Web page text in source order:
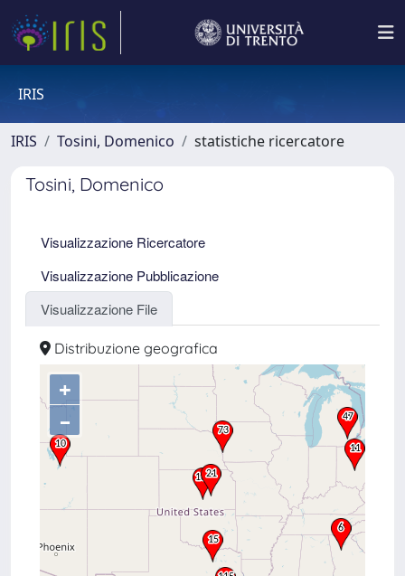
IRIS
IRIS Tosini, Domenico statistiche ricercatore
Tosini, Domenico
Visualizzazione Ricercatore
Visualizzazione Pubblicazione
Visualizzazione File
Distribuzione geografica
+
–